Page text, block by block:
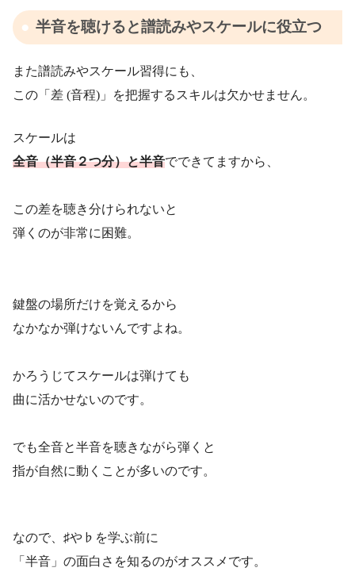
半音を聴けると譜読みやスケールに役立つ
また譜読みやスケール習得にも、
この「差 (音程)」を把握するスキルは欠かせません。
スケールは
全音（半音２つ分）と半音でできてますから、
この差を聴き分けられないと
弾くのが非常に困難。
鍵盤の場所だけを覚えるから
なかなか弾けないんですよね。
かろうじてスケールは弾けても
曲に活かせないのです。
でも全音と半音を聴きながら弾くと
指が自然に動くことが多いのです。
なので、♯や♭を学ぶ前に
「半音」の面白さを知るのがオススメです。